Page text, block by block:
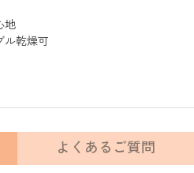
地
ル乾燥可
よくあるご質問